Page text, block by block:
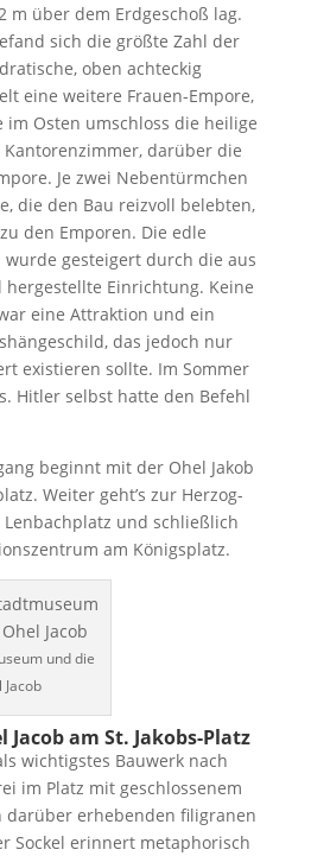
m über dem Erdgeschoß lag.
sich die größte Zahl der
oben achteckig
eine weitere Frauen-Empore,
Osten umschloss die heilige
darüber die
Je zwei Nebentürmchen
die den Bau reizvoll belebten,
den Emporen. Die edle
wurde gesteigert durch die aus
Einrichtung. Keine
eine Attraktion und ein
das jedoch nur
existieren sollte. Im Sommer
Hitler selbst hatte den Befehl
beginnt mit der Ohel Jakob
Weiter geht’s zur Herzog-
und schließlich
am Königsplatz.
und die
Jacob am St. Jakobs-Platz
wichtigstes Bauwerk nach
im Platz mit geschlossenem
darüber erhebenden filigranen
Sockel erinnert metaphorisch